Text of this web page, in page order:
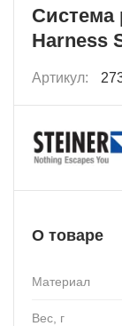
Система
Harness
Артикул:
О товаре
Материал
Вес, г